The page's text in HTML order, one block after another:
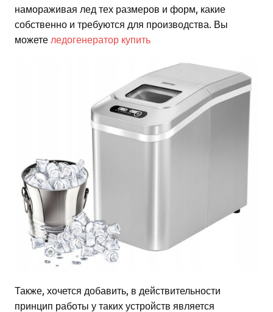
намораживая лед тех размеров и форм, какие
собственно и требуются для производства. Вы
можете ледогенератор купить
Также, хочется добавить, в действительности
принцип работы у таких устройств является